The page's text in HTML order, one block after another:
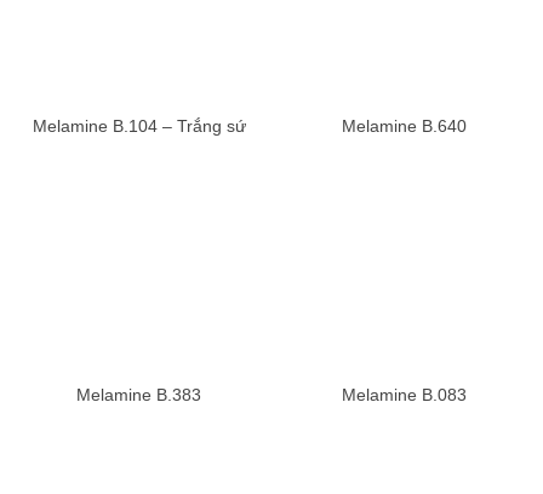
Melamine B.104 – Trắng sứ Melamine B.640
Melamine B.383 Melamine B.083